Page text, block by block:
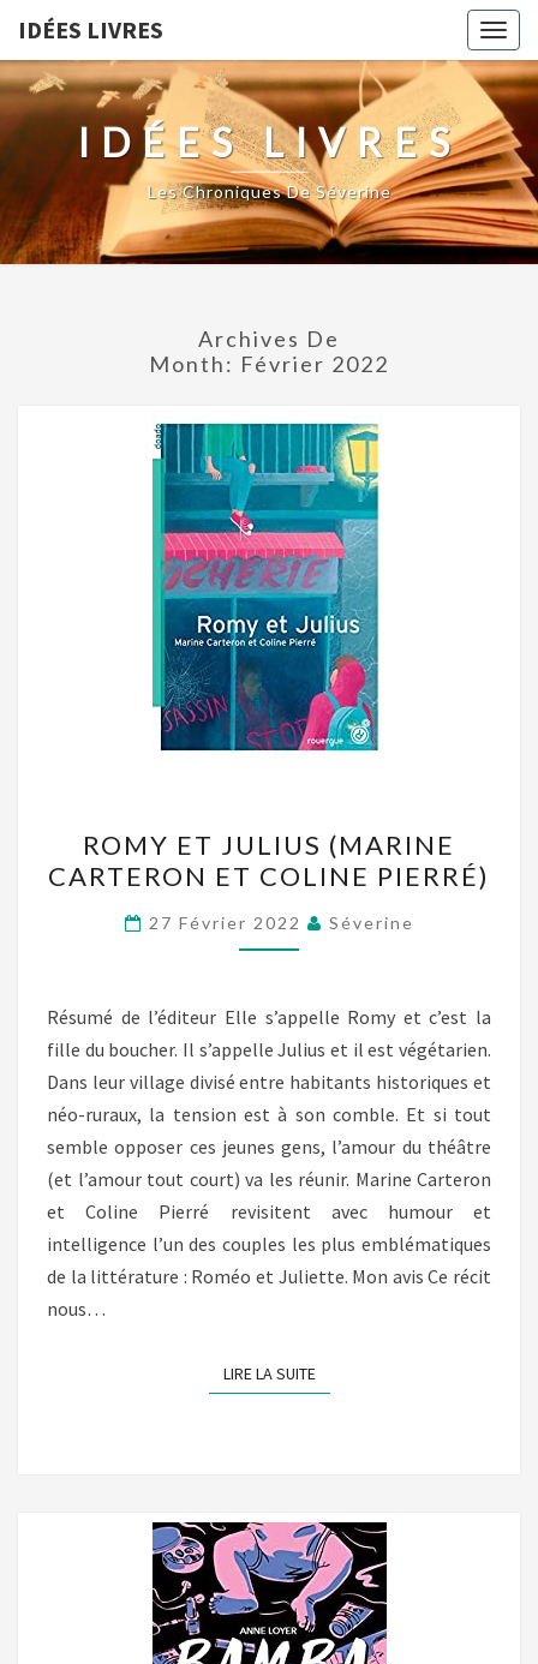
IDÉES LIVRES
IDÉES LIVRES
Les Chroniques De Séverine
Archives De
Month: Février 2022
ET
JULIUS
(MARINE
CARTERON
COLINE
PIERRÉ)
ROMY ET JULIUS (MARINE
CARTERON ET COLINE PIERRÉ)
27 Février 2022 Séverine
Résumé de l’éditeur Elle s’appelle Romy et c’est la
fille du boucher. Il s’appelle Julius et il est végétarien.
Dans leur village divisé entre habitants historiques et
néo-ruraux, la tension est à son comble. Et si tout
semble opposer ces jeunes gens, l’amour du théâtre
(et l’amour tout court) va les réunir. Marine Carteron
et Coline Pierré revisitent avec humour et
intelligence l’un des couples les plus emblématiques
de la littérature : Roméo et Juliette. Mon avis Ce récit
nous…
LIRE LA SUITELIRE LA SUITE